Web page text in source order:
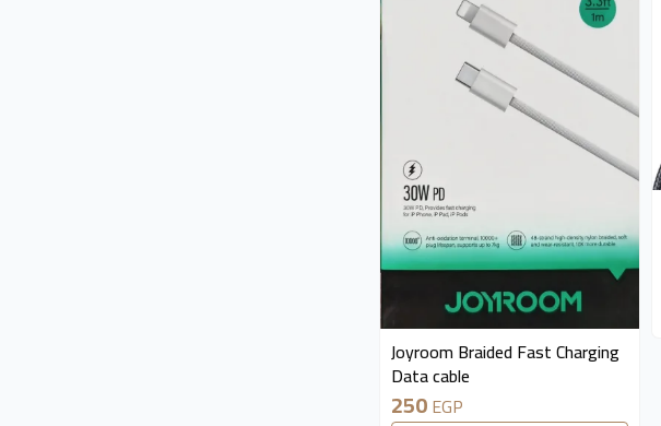
available 5 pieces
Joyroom Braided Fast Charging
Data cable
250EGP